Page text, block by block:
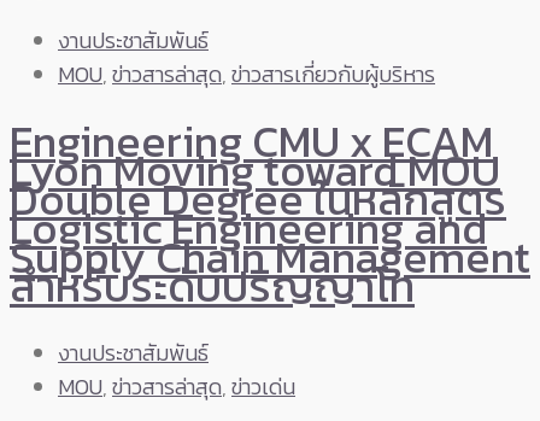
งานประชาสัมพันธ์
MOU,ข่าวสารล่าสุด,ข่าวสารเกี่ยวกับผู้บริหาร
Engineering CMU x ECAM
Lyon Moving toward MOU
Double Degree ในหลักสูตร
Logistic Engineering and
Supply Chain Management
สำหรับระดับปริญญาโท
งานประชาสัมพันธ์
MOU,ข่าวสารล่าสุด,ข่าวเด่น